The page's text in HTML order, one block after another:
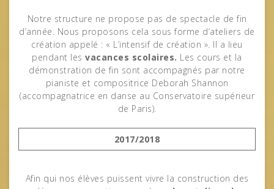
Notre structure ne propose pas de spectacle de fin
d’année. Nous proposons cela sous forme d’ateliers de
création appelé : « L’intensif de création ». Il a lieu
pendant lesvacances scolaires. Les cours et la
démonstration de fin sont accompagnés par notre
pianiste et compositrice Deborah Shannon
(accompagnatrice en danse au Conservatoire supérieur
de Paris).
2017/2018
Afin qui nos élèves puissent vivre la construction des